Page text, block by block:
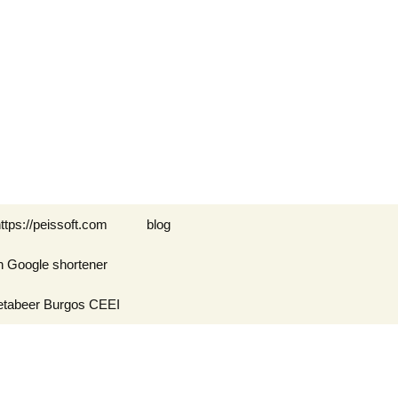
peissoft.com blog
Google shortener
Burgos CEEI